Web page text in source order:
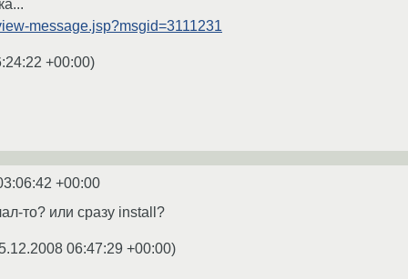
message.jsp?msgid=3111231
+00:00)
+00:00
то? или сразу install?
06:47:29 +00:00)